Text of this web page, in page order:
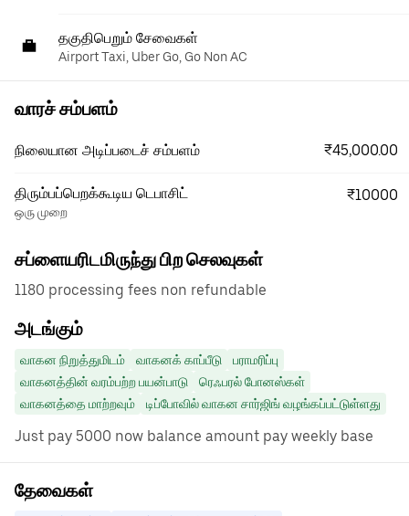
தகுதிபெறும் சேவைகள்
Airport Taxi, Uber Go, Go Non AC
வாரச் சம்பளம்
நிலையான அடிப்படைச் சம்பளம் ₹45,000.00
திரும்பப்பெறக்கூடிய டெபாசிட்
ஒரு முறை
₹10000
சப்ளையரிடமிருந்து பிற செலவுகள்
1180 processing fees non refundable
அடங்கும்
வாகன நிறுத்துமிடம் வாகனக் காப்பீடு
பராமரிப்பு
வாகனத்தின் வரம்பற்ற பயன்பாடு
ரெஃபரல் போனஸ்கள்
வாகனத்தை மாற்றவும்
டிப்போவில் வாகன சார்ஜிங் வழங்கப்பட்டுள்ளது
Just pay 5000 now balance amount pay weekly base
தேவைகள்